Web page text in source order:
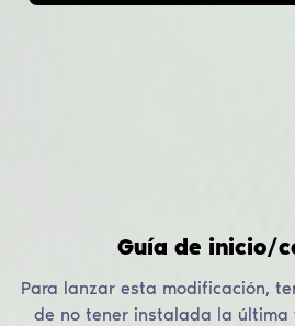
Guía de inicio/
Para lanzar esta modificación,
de no tener instalada la última